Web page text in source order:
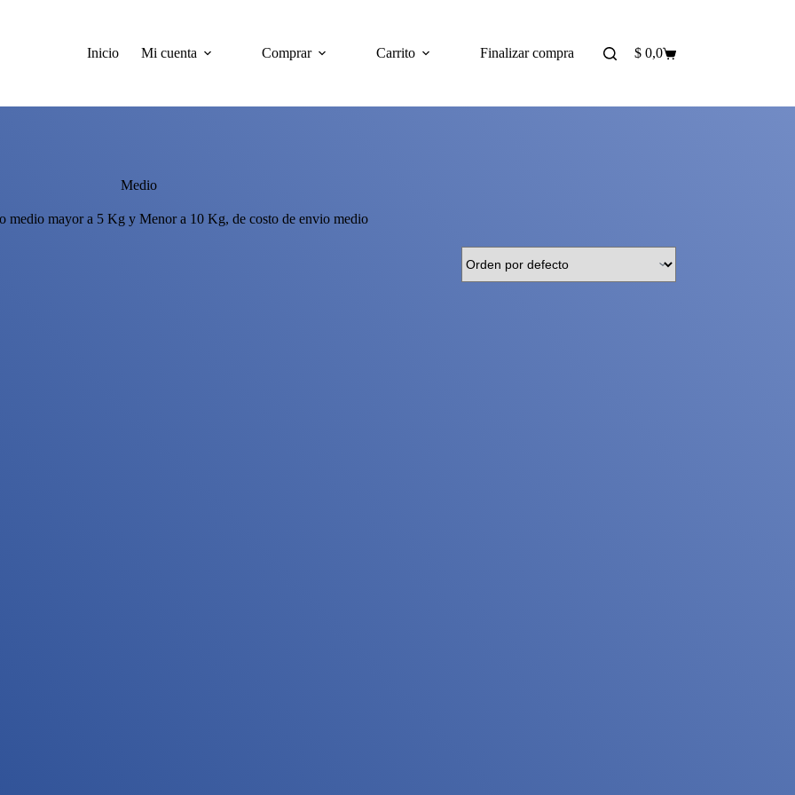
Inicio Mi cuenta Comprar Carrito Finalizar compra
Shopping
$0,0
Medio
medio mayor a 5 Kg y Menor a 10 Kg, de costo de envio medio